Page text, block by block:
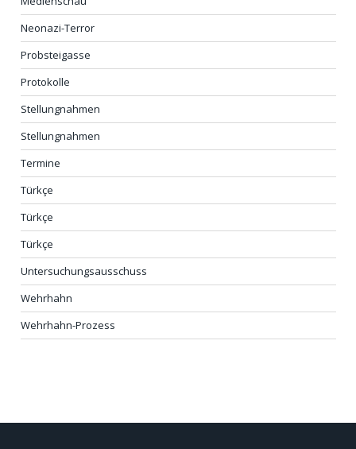
Neonazi-Terror
Probsteigasse
Protokolle
Stellungnahmen
Stellungnahmen
Termine
Türkçe
Türkçe
Türkçe
Untersuchungsausschuss
Wehrhahn
Wehrhahn-Prozess